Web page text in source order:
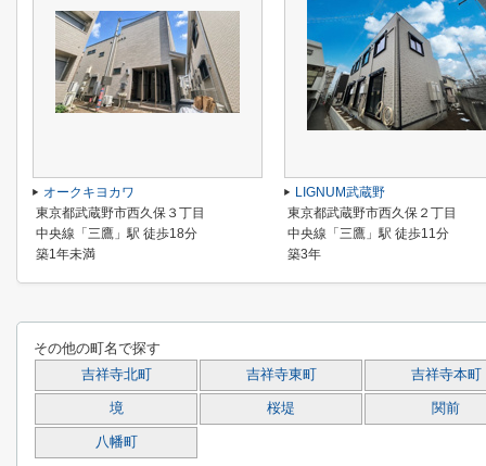
オークキヨカワ
東京都武蔵野市西久保３丁目
中央線「三鷹」駅 徒歩18分
築1年未満
LIGNUM武蔵野
東京都武蔵野市西久保２丁目
中央線「三鷹」駅 徒歩11分
築3年
その他の町名で探す
吉祥寺北町 吉祥寺東町 吉祥寺本町
境 桜堤 関前
八幡町